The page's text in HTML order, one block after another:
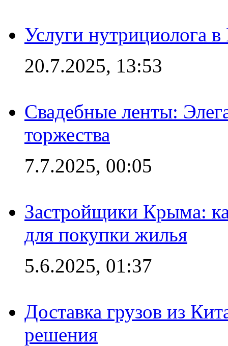
Услуги нутрициолога
20.7.2025, 13:53
Свадебные ленты:
торжества
7.7.2025, 00:05
Застройщики Крыма:
для покупки жилья
5.6.2025, 01:37
Доставка грузов из
решения